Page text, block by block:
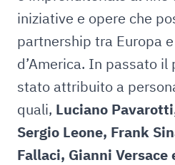
iniziative e opere che
partnership tra Europa
d’America. In passato il
stato attribuito a
quali, Luciano
Sergio Leone, Frank
Fallaci, Gianni Versace